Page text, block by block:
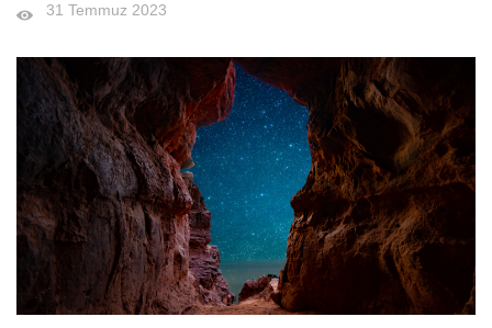
31 Temmuz 2023